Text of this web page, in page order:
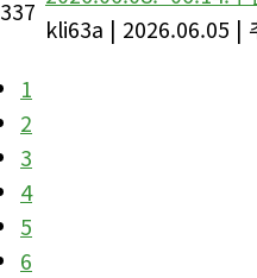
337
kli63a | 2026.06.05 |
1
2
3
4
5
6